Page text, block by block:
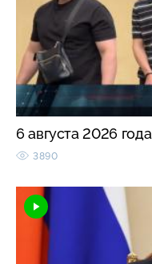
6 августа 2026 года
3890